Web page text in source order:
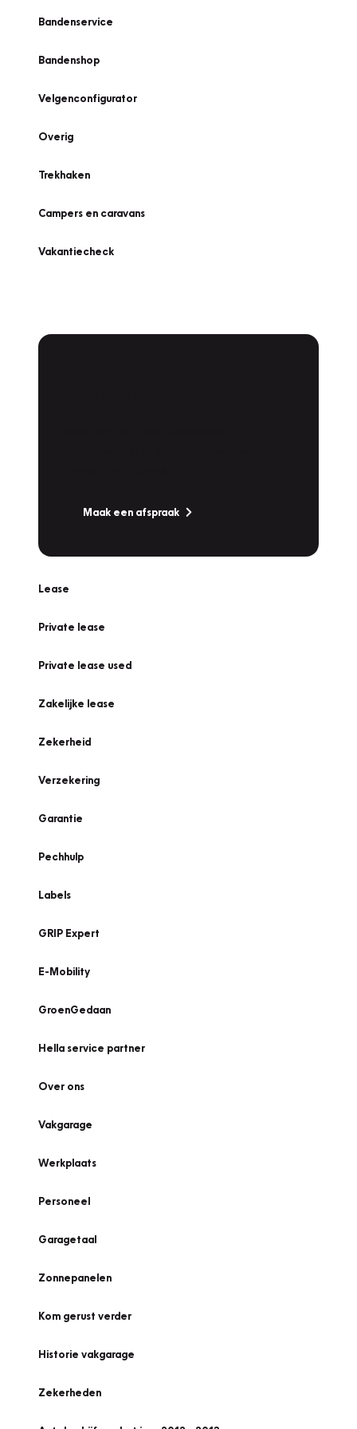
Bandenservice
Bandenshop
Velgenconfigurator
Overig
Trekhaken
Campers en caravans
Vakantiecheck
Maak een afspraak
Lease
Private lease
Private lease used
Zakelijke lease
Zekerheid
Verzekering
Garantie
Pechhulp
Labels
GRIP Expert
E-Mobility
GroenGedaan
Hella service partner
Over ons
Vakgarage
Werkplaats
Personeel
Garagetaal
Zonnepanelen
Kom gerust verder
Historie vakgarage
Zekerheden